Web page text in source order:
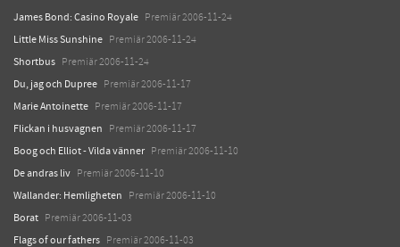
James Bond: Casino Royale Premiär 2006-11-24
Little Miss Sunshine Premiär 2006-11-24
Shortbus Premiär 2006-11-24
Du, jag och Dupree Premiär 2006-11-17
Marie Antoinette Premiär 2006-11-17
Flickan i husvagnen Premiär 2006-11-17
Boog och Elliot - Vilda vänner Premiär 2006-11-10
De andras liv Premiär 2006-11-10
Wallander: Hemligheten Premiär 2006-11-10
Borat Premiär 2006-11-03
Flags of our fathers Premiär 2006-11-03